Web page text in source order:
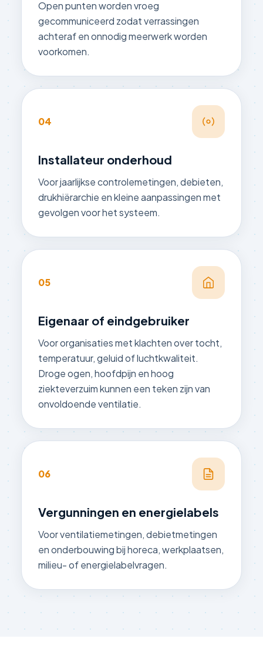
Open punten worden vroeg
gecommuniceerd zodat verrassingen
achteraf en onnodig meerwerk worden
voorkomen.
04
Installateur onderhoud
Voor jaarlijkse controlemetingen, debieten,
drukhiërarchie en kleine aanpassingen met
gevolgen voor het systeem.
05
Eigenaar of eindgebruiker
Voor organisaties met klachten over tocht,
temperatuur, geluid of luchtkwaliteit.
Droge ogen, hoofdpijn en hoog
ziekteverzuim kunnen een teken zijn van
onvoldoende ventilatie.
06
Vergunningen en energielabels
Voor ventilatiemetingen, debietmetingen
en onderbouwing bij horeca, werkplaatsen,
milieu- of energielabelvragen.